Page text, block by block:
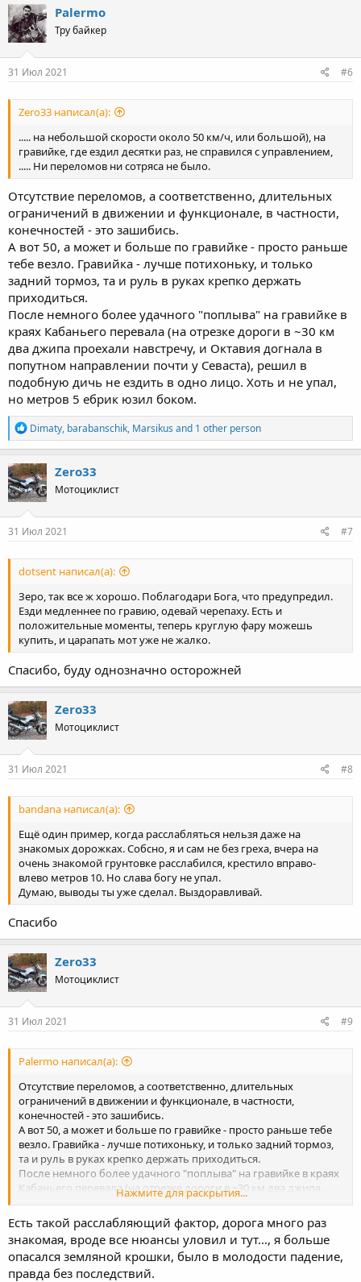
c
t
i
o
n
s
Palermo
Тру байкер
31 Июл 2021 #6
Zero33 написал(а):
..... на небольшой скорости около 50 км/ч, или большой), на
гравийке, где ездил десятки раз, не справился с управлением,
..... Ни переломов ни сотряса не было.
Отсутствие переломов, а соответственно, длительных
ограничений в движении и функционале, в частности,
конечностей - это зашибись.
А вот 50, а может и больше по гравийке - просто раньше
тебе везло. Гравийка - лучше потихоньку, и только
задний тормоз, та и руль в руках крепко держать
приходиться.
После немного более удачного "поплыва" на гравийке в
краях Кабаньего перевала (на отрезке дороги в ~30 км
два джипа проехали навстречу, и Октавия догнала в
попутном направлении почти у Севаста), решил в
подобную дичь не ездить в одно лицо. Хоть и не упал,
но метров 5 ебрик юзил боком.
R
e
a
c
t
i
o
n
s
Dimaty, barabanschik, Marsikus and 1 other person
Zero33
Мотоциклист
31 Июл 2021 #7
dotsent написал(а):
Зеро, так все ж хорошо. Поблагодари Бога, что предупредил.
Езди медленнее по гравию, одевай черепаху. Есть и
положительные моменты, теперь круглую фару можешь
купить, и царапать мот уже не жалко.
Спасибо, буду однозначно осторожней
Zero33
Мотоциклист
31 Июл 2021 #8
bandana написал(а):
Ещё один пример, когда расслабляться нельзя даже на
знакомых дорожках. Собсно, я и сам не без греха, вчера на
очень знакомой грунтовке расслабился, крестило вправо-
влево метров 10. Но слава богу не упал.
Думаю, выводы ты уже сделал. Выздоравливай.
Спасибо
Zero33
Мотоциклист
31 Июл 2021 #9
Palermo написал(а):
Отсутствие переломов, а соответственно, длительных
ограничений в движении и функционале, в частности,
конечностей - это зашибись.
А вот 50, а может и больше по гравийке - просто раньше тебе
везло. Гравийка - лучше потихоньку, и только задний тормоз,
та и руль в руках крепко держать приходиться.
После немного более удачного "поплыва" на гравийке в краях
Кабаньего перевала (на отрезке дороги в ~30 км два джипа
проехали навстречу, и Октавия догнала в попутном
направлении почти у Севаста), решил в подобную дичь не
ездить в одно лицо. Хоть и не упал, но метров 5 ебрик юзил
боком.
Нажмите для раскрытия...
Есть такой расслабляющий фактор, дорога много раз
знакомая, вроде все нюансы уловил и тут..., я больше
опасался земляной крошки, было в молодости падение,
правда без последствий.